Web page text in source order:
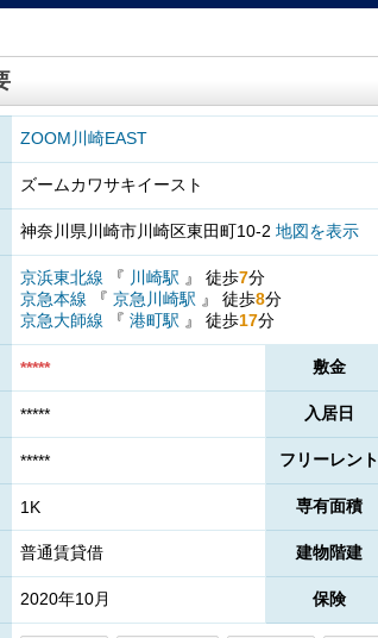
ZOOM川崎EAST
ズームカワサキイースト
神奈川県川崎市川崎区東田町10-2 地図を表示
京浜東北線 『 川崎駅 』 徒歩7分
京急本線
『 京急川崎駅 』 徒歩8分
京急大師線
『 港町駅 』 徒歩17分
***** 敷金
***** 入居日
***** フリーレント
1K 専有面積
普通賃貸借 建物階建
2020年10月 保険